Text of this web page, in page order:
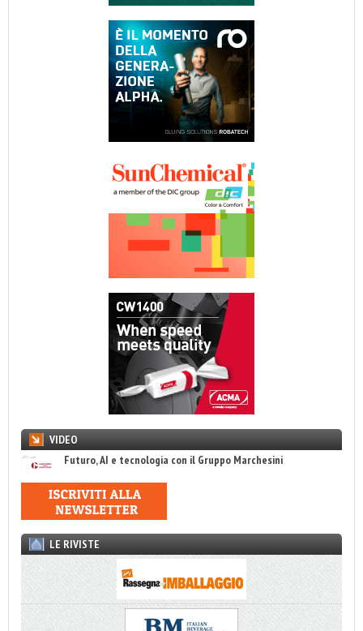
VIDEO
Futuro, AI e tecnologia con il Gruppo Marchesini
LE RIVISTE